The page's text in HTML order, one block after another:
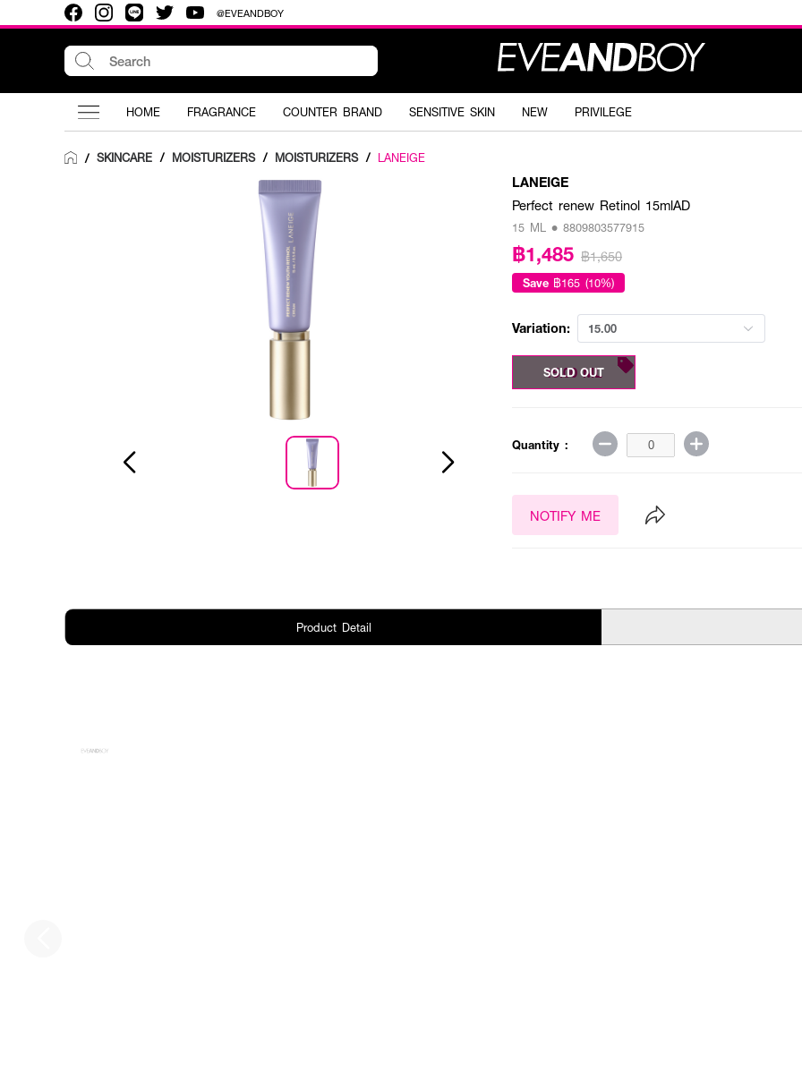
@EVEANDBOY
HOME FRAGRANCE COUNTER BRAND SENSITIVE SKIN NEW PRIVILEGE
/ SKINCARE / MOISTURIZERS / MOISTURIZERS / LANEIGE
LANEIGE
Perfect renew Retinol 15mlAD
15 ML • 8809803577915
฿1,485 ฿1,650
Save ฿165 (10%)
Variation: 15.00
15.00 ML
SOLD OUT
Quantity :
NOTIFY ME
Product Detail